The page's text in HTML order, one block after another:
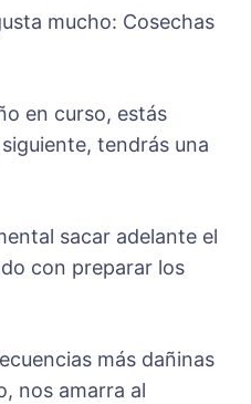
mucho: Cosechas
en curso, estás
tendrás una
sacar adelante el
con preparar los
más dañinas
nos amarra al